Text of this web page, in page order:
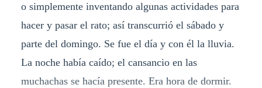
o simplemente inventando algunas actividades para
hacer y pasar el rato; así transcurrió el sábado y
parte del domingo. Se fue el día y con él la lluvia.
La noche había caído; el cansancio en las
muchachas se hacía presente. Era hora de dormir.